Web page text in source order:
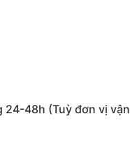
24-48h (Tuỳ đơn vị vận